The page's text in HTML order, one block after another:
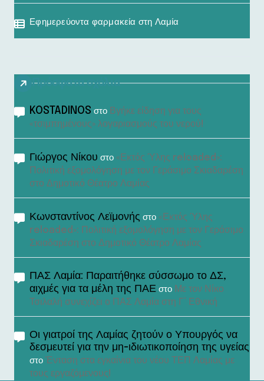
Εφημερεύοντα φαρμακεία στη Λαμία
Πρόσφατα σχόλια
KOSTADINOS στο Βγήκε είδηση για τους
«τσιμπημένους» λογαριασμούς του νερού!
Γιώργος Νίκου στο «Εκτός Ύλης reloaded»:
Πολιτική εξομολόγηση με τον Γεράσιμο Σκιαδαρέση
στο Δημοτικό Θέατρο Λαμίας
Κωνσταντίνος Λεϊμονής στο «Εκτός Ύλης
reloaded»: Πολιτική εξομολόγηση με τον Γεράσιμο
Σκιαδαρέση στο Δημοτικό Θέατρο Λαμίας
ΠΑΣ Λαμία: Παραιτήθηκε σύσσωμο το ΔΣ,
αιχμές για τα μέλη της ΠΑΕ στο Με τον Νίκο
Τσιλαλή συνεχίζει ο ΠΑΣ Λαμία στη Γ’ Εθνική
Οι γιατροί της Λαμίας ζητούν ο Υπουργός να
δεσμευτεί για την μη-ιδιωτικοποίηση της υγείας
στο Ένταση στα εγκαίνια του νέου ΤΕΠ Λαμίας με
τους εργαζόμενους!